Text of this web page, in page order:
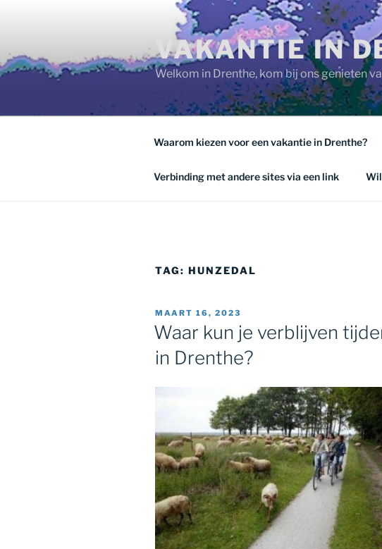
inhoud
VAKANTIE IN
Welkom in Drenthe, kom bij ons genieten
Waarom kiezen voor een vakantie in Drenthe?
Verbinding met andere sites via een link
TAG: HUNZEDAL
GEPLAATST
OP
MAART 16, 2023
Waar kun je verblijven
in Drenthe?